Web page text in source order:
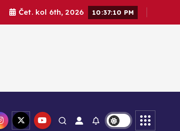
Čet. kol 6th, 2026 10:37:11 PM